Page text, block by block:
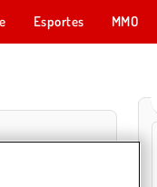
Esportes MMO